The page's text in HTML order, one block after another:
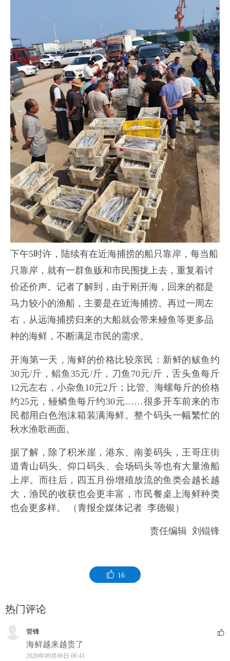
下午5时许，陆续有在近海捕捞的船只靠岸，每当船
只靠岸，就有一群鱼贩和市民围拢上去，重复着讨
价还价声。记者了解到，由于刚开海，回来的都是
马力较小的渔船，主要是在近海捕捞。再过一周左
右，从远海捕捞归来的大船就会带来鳗鱼等更多品
种的海鲜，不断满足市民的需求。
开海第一天，海鲜的价格比较亲民：新鲜的鲅鱼约
30元/斤，鲳鱼35元/斤，刀鱼70元/斤，舌头鱼每斤
12元左右，小杂鱼10元2斤；比管、海螺每斤的价格
约25元，鳗鳞鱼每斤约30元……很多开车前来的市
民都用白色泡沫箱装满海鲜。整个码头一幅繁忙的
秋水渔歌画面。
据了解，除了积米崖，港东、南姜码头，王哥庄街
道青山码头、仰口码头、会场码头等也有大量渔船
上岸。而往后，四五月份增殖放流的鱼类会越长越
大，渔民的收获也会更丰富，市民餐桌上海鲜种类
也会更多样。 （青报全媒体记者 李德银）
责任编辑 刘锟锋
16
热门评论
管锋
海鲜越来越贵了
2020年09月06日 06:41